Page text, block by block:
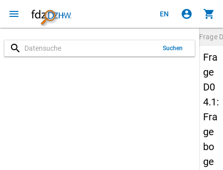
menu EN account_circle shopping_cart
search Suchen
Frage
Fra
ge
D0
4.1:
Fra
ge
bo
ge